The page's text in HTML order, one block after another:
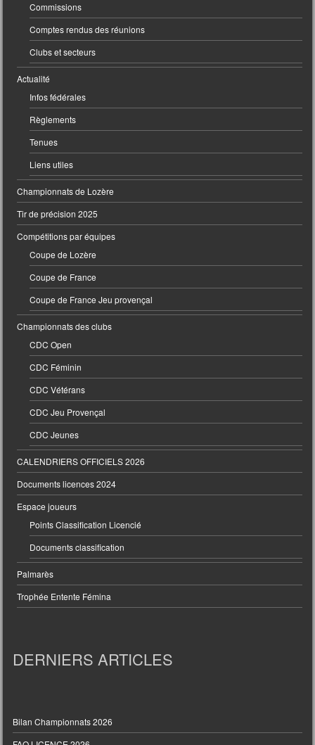
Commissions
Comptes rendus des réunions
Clubs et secteurs
Actualité
Infos fédérales
Règlements
Tenues
Liens utiles
Championnats de Lozère
Tir de précision 2025
Compétitions par équipes
Coupe de Lozère
Coupe de France
Coupe de France Jeu provençal
Championnats des clubs
CDC Open
CDC Féminin
CDC Vétérans
CDC Jeu Provençal
CDC Jeunes
CALENDRIERS OFFICIELS 2026
Documents licences 2024
Espace joueurs
Points Classification Licencié
Documents classification
Palmarès
Trophée Entente Fémina
DERNIERS ARTICLES
Bilan Championnats 2026